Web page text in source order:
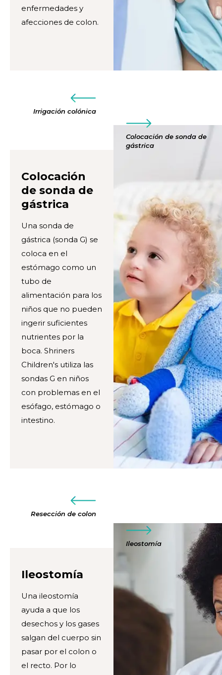
enfermedades y
afecciones de colon.
Irrigación colónica
Colocación de sonda de
gástrica
Colocación
de sonda de
gástrica
Una sonda de
gástrica (sonda G) se
coloca en el
estómago como un
tubo de
alimentación para los
niños que no pueden
ingerir suficientes
nutrientes por la
boca. Shriners
Children's utiliza las
sondas G en niños
con problemas en el
esófago, estómago o
intestino.
Resección de colon
Ileostomía
Ileostomía
Una ileostomía
ayuda a que los
desechos y los gases
salgan del cuerpo sin
pasar por el colon o
el recto. Por lo